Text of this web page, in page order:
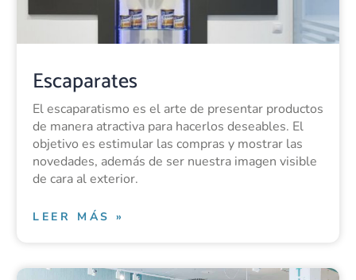
Escaparates
El escaparatismo es el arte de presentar productos
de manera atractiva para hacerlos deseables. El
objetivo es estimular las compras y mostrar las
novedades, además de ser nuestra imagen visible
de cara al exterior.
LEER MÁS »